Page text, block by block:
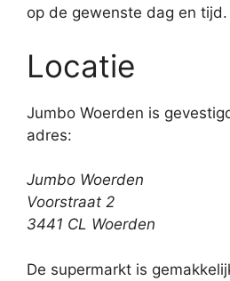
op de gewenste dag en tijd.
Locatie
Jumbo Woerden is
adres:
Jumbo Woerden
Voorstraat 2
3441 CL Woerden
De supermarkt is